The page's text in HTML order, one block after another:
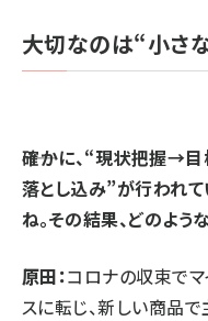
大切なのは“小さ
⸺確かに、“現状把握→
落とし込み”が行われて
ね。その結果、どのよう
原田：コロナの収束で
スに転じ、新しい商品